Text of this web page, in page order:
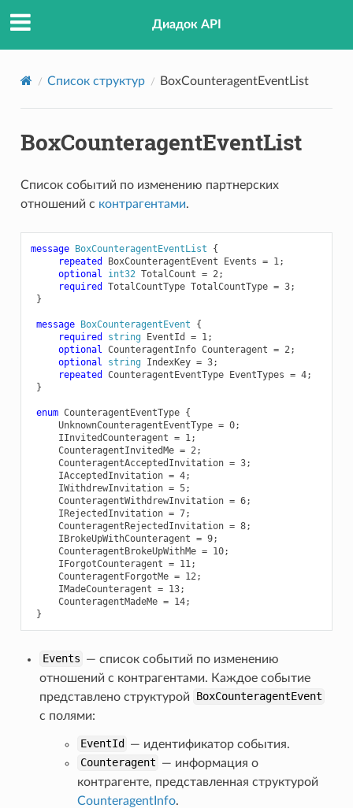
Диадок API
Список структур BoxCounteragentEventList
BoxCounteragentEventList
Список событий по изменению партнерских
отношений с контрагентами.
message BoxCounteragentEventList
{
repeated
BoxCounteragentEvent Events = 1;
optional
int32 TotalCount = 2;
required
TotalCountType TotalCountType = 3;
}
message BoxCounteragentEvent
{
required
string EventId = 1;
optional CounteragentInfo Counteragent = 2;
optional
string IndexKey = 3;
repeated
CounteragentEventType EventTypes = 4;
}
enum CounteragentEventType {
UnknownCounteragentEventType = 0;
IInvitedCounteragent = 1;
CounteragentInvitedMe = 2;
CounteragentAcceptedInvitation = 3;
IAcceptedInvitation = 4;
IWithdrewInvitation = 5;
CounteragentWithdrewInvitation = 6;
IRejectedInvitation = 7;
CounteragentRejectedInvitation = 8;
IBrokeUpWithCounteragent = 9;
CounteragentBrokeUpWithMe = 10;
IForgotCounteragent = 11;
CounteragentForgotMe = 12;
IMadeCounteragent = 13;
CounteragentMadeMe = 14;
}
Events — список событий по изменению
отношений с контрагентами. Каждое событие
представлено структурой
BoxCounteragentEvent
с полями:
EventId
— идентификатор события.
Counteragent — информация о
контрагенте, представленная структурой
CounteragentInfo.